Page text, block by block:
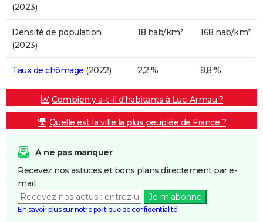
(2023)
Densité de population
(2023)
18 hab/km² 168 hab/km²
Taux de chômage (2022) 2,2 % 8,8 %
Combien y a-t-il d'habitants à Luc-Armau ?
Quelle est la ville la plus peuplée de France ?
A ne pas manquer
Recevez nos astuces et bons plans directement par e-
mail.
Je m'abonne
En savoir plus sur notre politique de confidentialité